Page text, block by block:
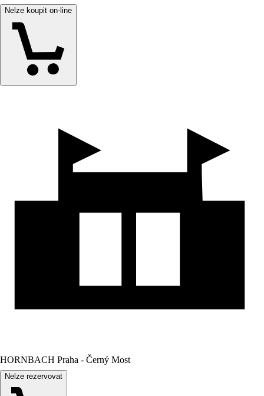
Nelze koupit on-line
HORNBACH Praha - Černý Most
Nelze rezervovat